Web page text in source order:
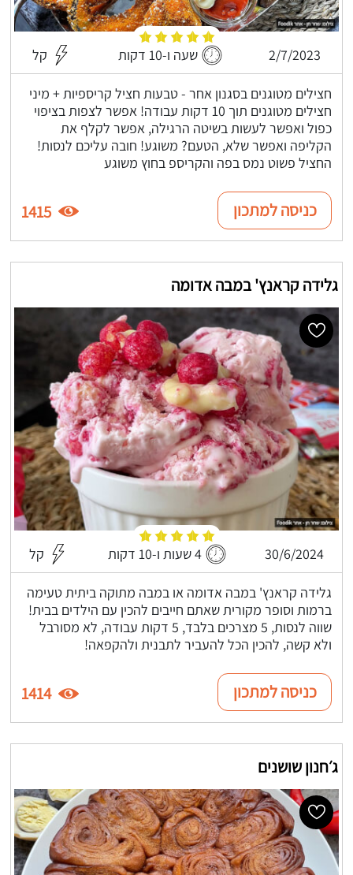
2/7/2023 שעה ו-10 דקות קל
חצילים מטוגנים בסגנון אחר - טבעות חציל קריספיות + מיני
חצילים מטוגנים תוך 10 דקות עבודה! אפשר לצפות בציפוי
כפול ואפשר לעשות בשיטה הרגילה, אפשר לקלף את
הקליפה ואפשר שלא, הטעם? משוגע! חובה עליכם לנסות!
החציל פשוט נמס בפה והקריספ בחוץ משוגע
כניסה למתכון 1415
גלידה קראנץ' במבה אדומה
30/6/2024 4 שעות ו-10 דקות קל
גלידה קראנץ' במבה אדומה או במבה מתוקה ביתית טעימה
ברמות וסופר מקורית שאתם חייבים להכין עם הילדים בבית!
שווה לנסות, 5 מצרכים בלבד, 5 דקות עבודה, לא מסורבל
ולא קשה, להכין הכל להעביר לתבנית ולהקפאה!
כניסה למתכון 1414
ג׳חנון שושנים